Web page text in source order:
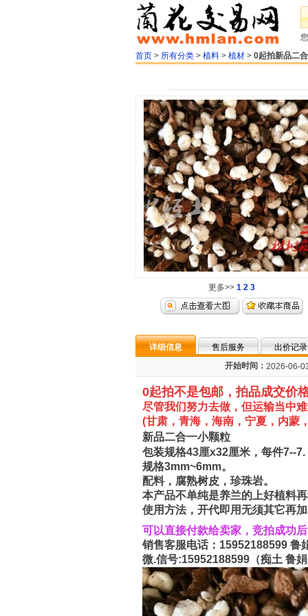
首页 > 所有分类 > 植料 > 植材 > 0起拍新品二
更多>> 1 2 3
详细信息 售后服务
出价记录
开始时间： 2026-06-
0起拍不是包邮，拍品成交价
尽管我们努力去做，但运输当中
(甘肃， 青海，海南，宁夏，内蒙
新品二合一小颗粒
包装规格43厘x32厘米，每件7--7.
规格3mm~6mm。
配料，腐熟树皮，珍珠岩。
本产品不单纯是养兰的上好植料
使用方法，开代即用无须其它再
可以直接付款给卖家，竞拍成功
销售客服电话：15952188599 鲁
微.信号:15952188599（痴土 鲁